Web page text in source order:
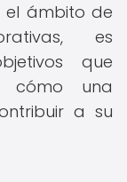
el ámbito de
es
que
cómo una
a su